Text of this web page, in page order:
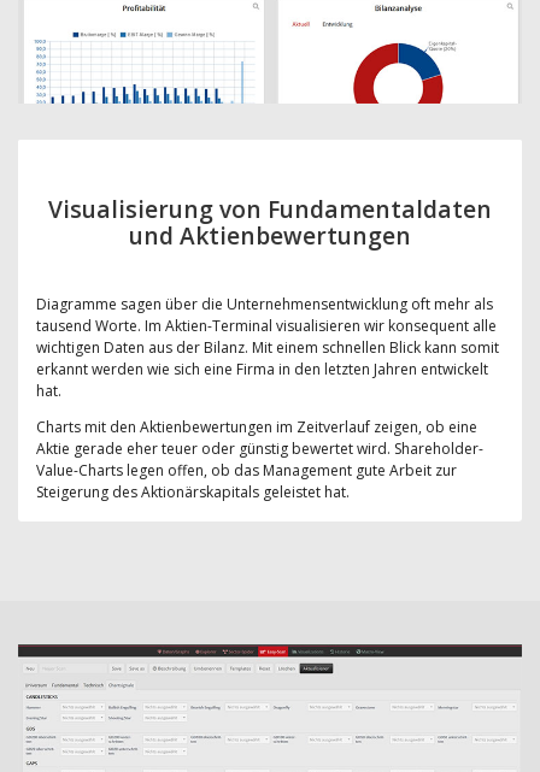
Visualisierung von Fundamentaldaten
und Aktienbewertungen
Diagramme sagen über die Unternehmensentwicklung oft mehr als
tausend Worte. Im Aktien-Terminal visualisieren wir konsequent alle
wichtigen Daten aus der Bilanz. Mit einem schnellen Blick kann somit
erkannt werden wie sich eine Firma in den letzten Jahren entwickelt
hat.
Charts mit den Aktienbewertungen im Zeitverlauf zeigen, ob eine
Aktie gerade eher teuer oder günstig bewertet wird. Shareholder-
Value-Charts legen offen, ob das Management gute Arbeit zur
Steigerung des Aktionärskapitals geleistet hat.